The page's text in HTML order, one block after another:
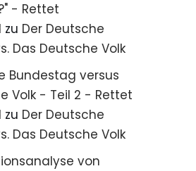
- Rettet
zu Der Deutsche
Das Deutsche Volk
Bundestag versus
Volk - Teil 2 - Rettet
zu Der Deutsche
Das Deutsche Volk
von